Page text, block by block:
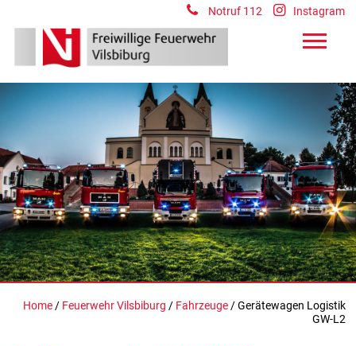
Home/ Feuerwehr Vilsbiburg / Fahrzeuge/ Gerätewagen Logistik
GW-L2
Notruf 112 Instagram